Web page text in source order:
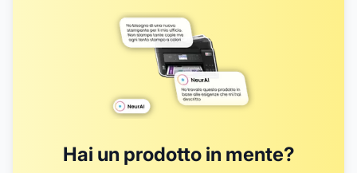
Hai un prodotto in mente?